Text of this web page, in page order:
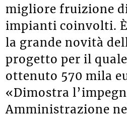
migliore fruizione
impianti coinvolti.
la grande novità
progetto per il
ottenuto 570 mila
«Dimostra
Amministrazione